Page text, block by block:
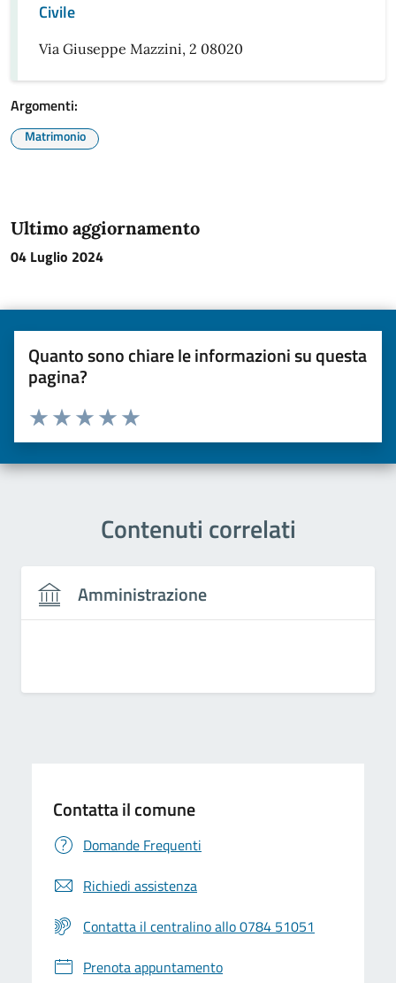
Civile
Via Giuseppe Mazzini, 2 08020
Argomenti:
Matrimonio
Ultimo aggiornamento
04 Luglio 2024
Quanto sono chiare le informazioni su questa
pagina?
Valuta da 1 a 5 stelle la pagina
Valuta 5 stelle su 5
Valuta 4 stelle su 5
Valuta 3 stelle su 5
Valuta 2 stelle su 5
Valuta una stella su 5
Contenuti correlati
Amministrazione
Contatta il comune
Domande Frequenti
Richiedi assistenza
Contatta il centralino allo 0784 51051
Prenota appuntamento